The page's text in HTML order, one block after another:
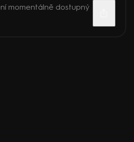
momentálně dostupný